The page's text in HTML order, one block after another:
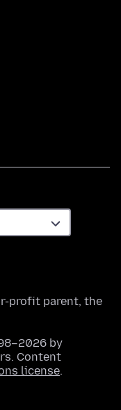
profit parent, the
by
Content
license.